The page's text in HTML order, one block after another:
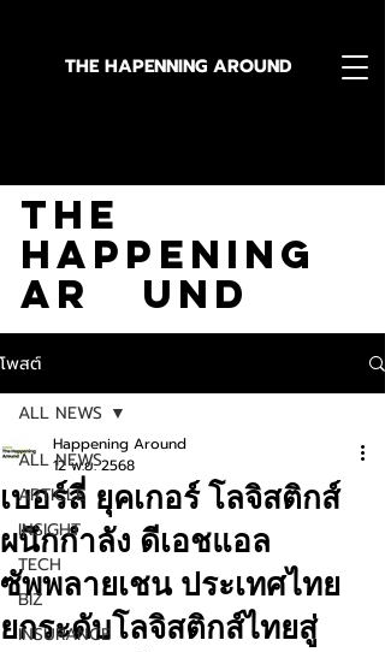
THE HAPENNING AROUND
The
Happening
Ar und
โพสต์
ALL NEWS
ARTICLE
INSIGHT
TECH
BIZ
INSURANCE
ALL NEWS
เบอร์ลี่ ยุคเกอร์ โลจิสติกส์
ผนึกกำลัง ดีเอชแอล
ซัพพลายเชน ประเทศไทย
ยกระดับโลจิสติกส์ไทยสู่
Happening Around
12 พ.ย. 2568